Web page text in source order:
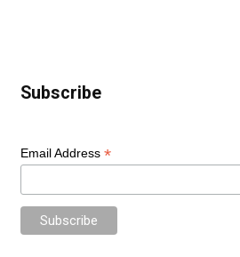
Subscribe
Email Address *